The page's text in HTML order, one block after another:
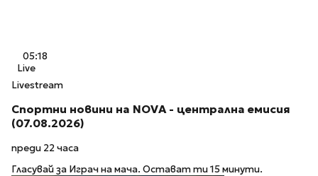
05:18
Live
Livestream
Спортни новини на NOVA - централна емисия
(07.08.2026)
преди 22 часа
Гласувай за Играч на мача. Остават ти 15 минути.